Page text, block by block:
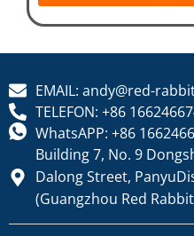
EMAIL: andy@red-
TELEFON: +86
WhatsAPP: +86
Building 7, No. 9
Dalong Street,
(Guangzhou Red